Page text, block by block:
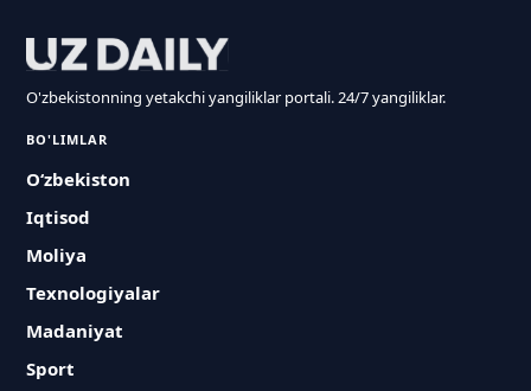
O'zbekistonning yetakchi yangiliklar portali. 24/7 yangiliklar.
BO'LIMLAR
O‘zbekiston
Iqtisod
Moliya
Texnologiyalar
Madaniyat
Sport